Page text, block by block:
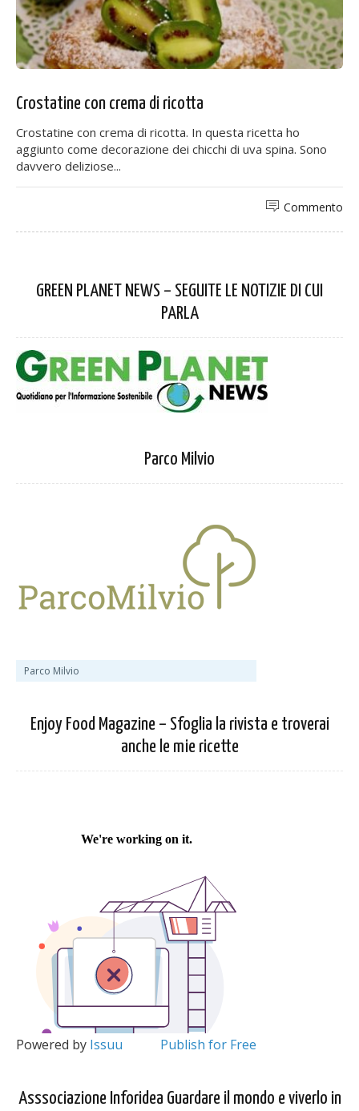
Crostatine con crema di ricotta
Crostatine con crema di ricotta. In questa ricetta ho
aggiunto come decorazione dei chicchi di uva spina. Sono
davvero deliziose...
Commento
GREEN PLANET NEWS – SEGUITE LE NOTIZIE DI CUI
PARLA
Parco Milvio
Parco Milvio
Enjoy Food Magazine – Sfoglia la rivista e troverai
anche le mie ricette
Powered by Issuu Publish for Free
Asssociazione Inforidea Guardare il mondo e viverlo in